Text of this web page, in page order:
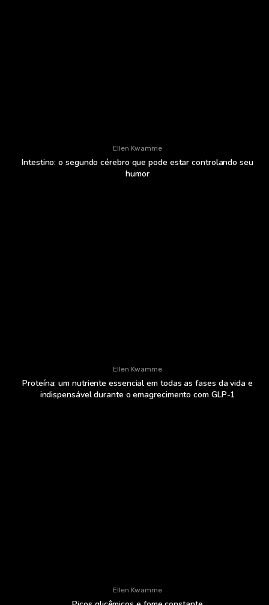
Ellen Kwamme
Intestino: o segundo cérebro que pode estar controlando seu
humor
Ellen Kwamme
Proteína: um nutriente essencial em todas as fases da vida e
indispensável durante o emagrecimento com GLP-1
Ellen Kwamme